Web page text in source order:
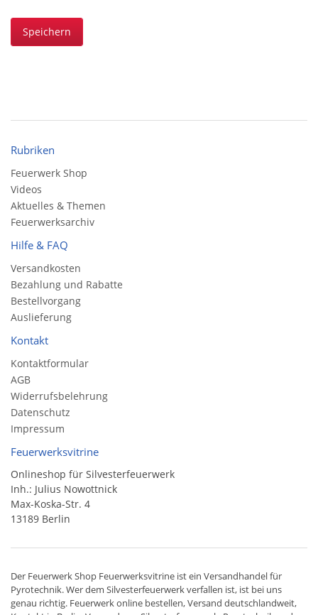
Speichern
Rubriken
Feuerwerk Shop
Videos
Aktuelles & Themen
Feuerwerksarchiv
Hilfe & FAQ
Versandkosten
Bezahlung und Rabatte
Bestellvorgang
Auslieferung
Kontakt
Kontaktformular
AGB
Widerrufsbelehrung
Datenschutz
Impressum
Feuerwerksvitrine
Onlineshop für Silvesterfeuerwerk
Inh.: Julius Nowottnick
Max-Koska-Str. 4
13189 Berlin
Der Feuerwerk Shop Feuerwerksvitrine ist ein Versandhandelfür
Pyrotechnik. Wer dem Silvesterfeuerwerk verfallen ist, ist bei uns
genau richtig. Feuerwerk online bestellen,Versand deutschlandweit,